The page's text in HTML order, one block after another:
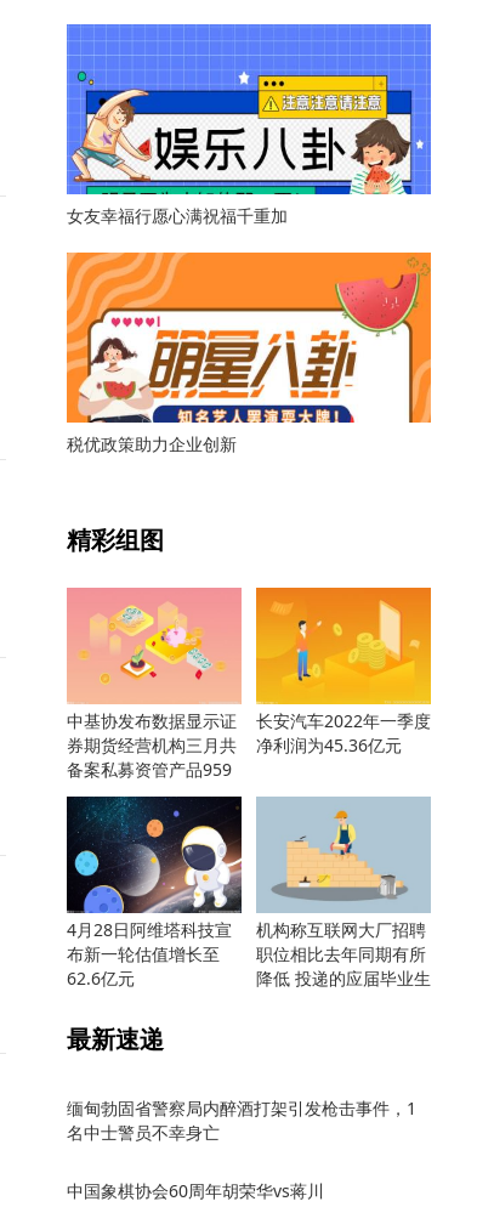
女友幸福行愿心满祝福千重加
税优政策助力企业创新
精彩组图
中基协发布数据显示证
券期货经营机构三月共
备案私募资管产品959
只
长安汽车2022年一季度
净利润为45.36亿元
4月28日阿维塔科技宣
布新一轮估值增长至
62.6亿元
机构称互联网大厂招聘
职位相比去年同期有所
降低 投递的应届毕业生
最新速递
缅甸勃固省警察局内醉酒打架引发枪击事件，1
名中士警员不幸身亡
中国象棋协会60周年胡荣华vs蒋川